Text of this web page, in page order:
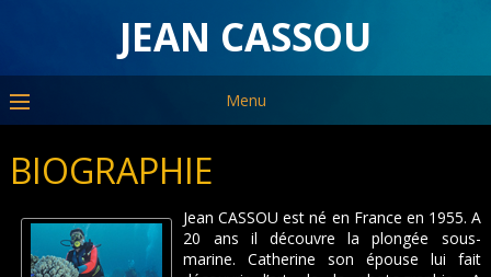
JEAN CASSOU
Menu
BIOGRAPHIE
Jean CASSOU est né en France en 1955. A
20 ans il découvre la plongée sous-
marine. Catherine son épouse lui fait